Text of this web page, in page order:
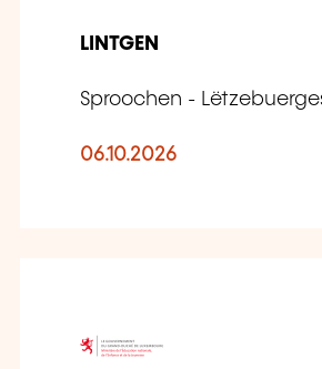
LINTGEN
Sproochen -
06.10.2026